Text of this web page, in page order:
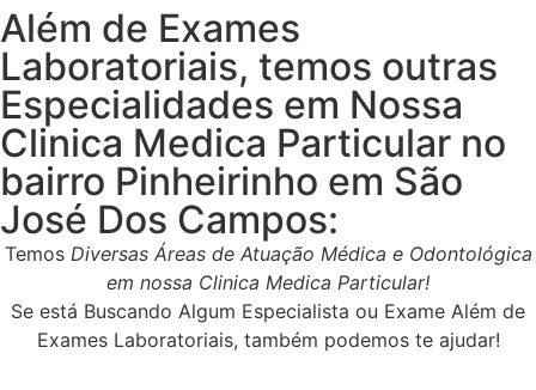
Além de Exames
Laboratoriais, temos outras
Especialidades em Nossa
Clinica Medica Particular no
bairro Pinheirinho em São
José Dos Campos:
Temos Diversas Áreas de Atuação Médica e Odontológica
em nossa Clinica Medica Particular!
Se está Buscando Algum Especialista ou Exame Além de
Exames Laboratoriais, também podemos te ajudar!